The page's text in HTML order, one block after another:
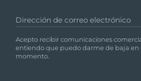
Dirección de correo electrónico
Acepto recibir comunicaciones
entiendo que puedo darme de baja en
momento.